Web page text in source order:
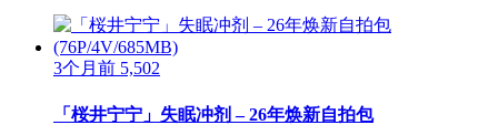
3个月前 5,502
「桜井宁宁」失眠冲剂 – 26年焕新自拍包